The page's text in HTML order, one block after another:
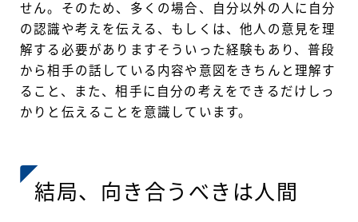
せん。そのため、多くの場合、自分以外の人に自分
の認識や考えを伝える、もしくは、他人の意見を理
解する必要がありますそういった経験もあり、普段
から相手の話している内容や意図をきちんと理解す
ること、また、相手に自分の考えをできるだけしっ
かりと伝えることを意識しています。
結局、向き合うべきは人間